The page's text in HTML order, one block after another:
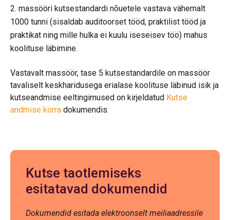
massööri kutsestandardi nõuetele vastava vähemalt
1000 tunni (sisaldab auditoorset tööd, praktilist tööd ja
praktikat ning mille hulka ei kuulu iseseisev töö) mahus
koolituse läbimine.
Vastavalt massöör, tase 5 kutsestandardile on massöör
tavaliselt keskharidusega erialase koolituse läbinud isik ja
kutseandmise eeltingimused on kirjeldatud Kutse
andmise korra dokumendis.
Kutse taotlemiseks
esitatavad dokumendid
Dokumendid esitada elektroonselt meiliaadressile